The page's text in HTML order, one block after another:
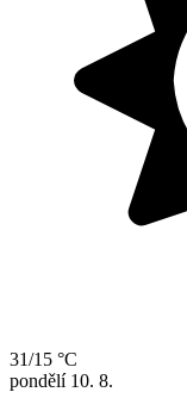
31/15 °C
pondělí 10. 8.